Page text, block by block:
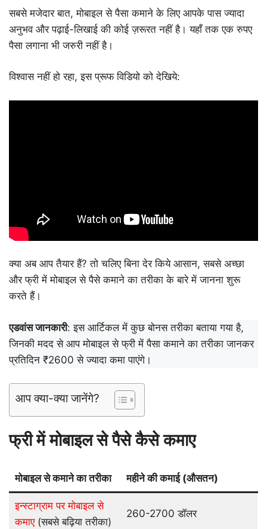
सबसे मजेदार बात, मोबाइल से पैसा कमाने के लिए आपके पास ज्यादा
अनुभव और पढ़ाई-लिखाई की कोई ज़रूरत नहीं है। यहाँ तक एक रुपए
पैसा लगाना भी जरुरी नहीं है।
विश्वास नहीं हो रहा, इस प्रूफ विडियो को देखिये:
क्या अब आप तैयार हैं? तो चलिए बिना देर किये आसान, सबसे अच्छा
और फ्री में मोबाइल से पैसे कमाने का तरीका के बारे में जानना शुरू
करते हैं।
एडवांस जानकारी: इस आर्टिकल में कुछ बोनस तरीका बताया गया है,
जिनकी मदद से आप मोबाइल से फ्री में पैसा कमाने का तरीका जानकर
प्रतिदिन ₹2600 से ज्यादा कमा पाएंगे।
आप क्या-क्या जानेंगे?
फ्री में मोबाइल से पैसे कैसे कमाए
मोबाइल से कमाने का तरीका महीने की कमाई (औसतन)
इन्स्टाग्राम पर मोबाइल से
कमाए(सबसे बढ़िया तरीका)
260-2700 डॉलर